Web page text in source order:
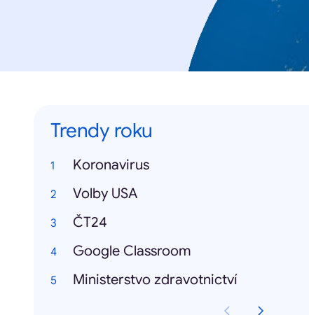
Trendy roku
Koronavirus
Volby USA
ČT24
Google Classroom
Ministerstvo zdravotnictví